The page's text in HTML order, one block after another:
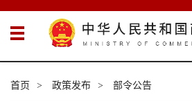
首页 > 政策发布 > 部令公告